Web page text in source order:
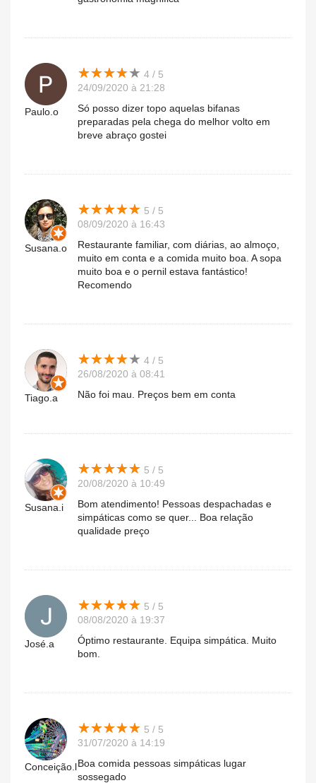
Paulo.o
★★★★★
★★★★★ 4 / 5
24/09/2020 à 21:28
Só posso dizer topo aquelas bifanas
preparadas pela chega do melhor volto em
breve abraço gostei
Susana.o
★★★★★
★★★★★ 5 / 5
08/09/2020 à 16:43
Restaurante familiar, com diárias, ao almoço,
muito em conta e a comida muito boa. A sopa
muito boa e o pernil estava fantástico!
Recomendo
Tiago.a
★★★★★
★★★★★ 4 / 5
26/08/2020 à 08:41
Não foi mau. Preços bem em conta
Susana.i
★★★★★
★★★★★ 5 / 5
20/08/2020 à 10:49
Bom atendimento! Pessoas despachadas e
simpáticas como se quer... Boa relação
qualidade preço
José.a
★★★★★
★★★★★ 5 / 5
08/08/2020 à 19:37
Óptimo restaurante. Equipa simpática. Muito
bom.
Conceição.l
★★★★★
★★★★★ 5 / 5
31/07/2020 à 14:19
Boa comida pessoas simpáticas lugar
sossegado